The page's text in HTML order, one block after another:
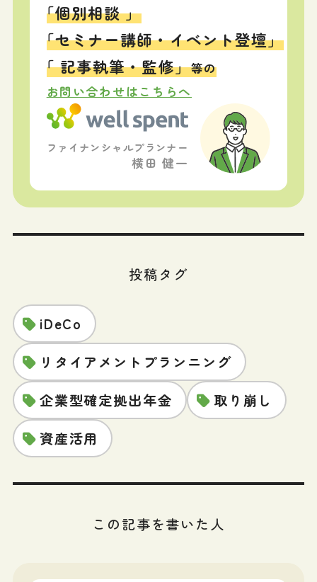
「個別相談 」
「セミナー講師・イベント登壇」
「 記事執筆・監修」等の
お問い合わせはこちらへ
ファイナンシャルプランナー
横田 健一
投稿タグ
iDeCo
リタイアメントプランニング
企業型確定拠出年金
取り崩し
資産活用
この記事を書いた人